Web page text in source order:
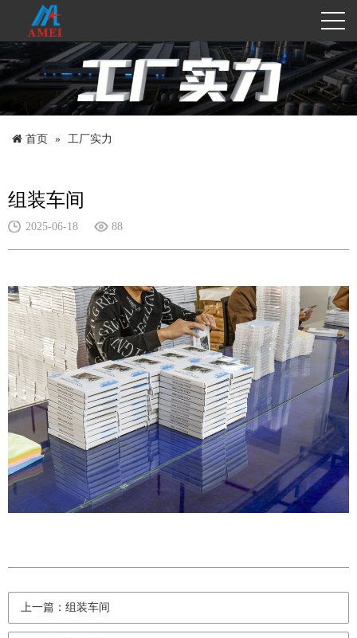
首页 工厂实力
组装车间
2025-06-18 88
上一篇：组装车间